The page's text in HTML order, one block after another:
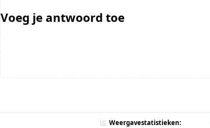
Voeg je antwoord toe
Weergavestatistieken: